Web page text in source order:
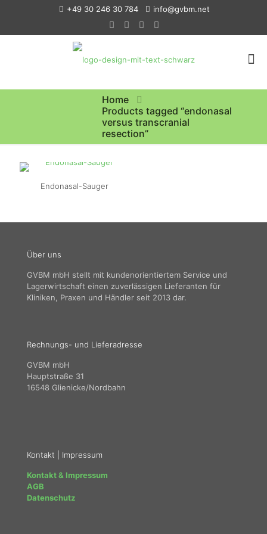
+49 30 246 30 784 info@gvbm.net
Home
Products tagged “endonasal
versus transcranial
resection”
Endonasal-Sauger
Über uns
GVBM mbH stellt mit kundenorientiertem Service und
Lagerwirtschaft einen zuverlässigen Lieferanten für
Kliniken, Praxen und Händler seit 2013 dar.
Rechnungs- und Lieferadresse
GVBM mbH
Hauptstraße 31
16548 Glienicke/Nordbahn
Kontakt | Impressum
Kontakt & Impressum
AGB
Datenschutz